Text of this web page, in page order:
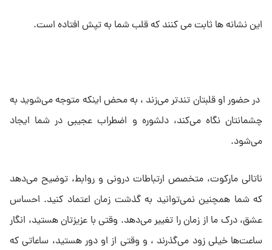
این نشانه ها ثابت می کنند که قلب شما به تپش افتاده است.
در حضور او قلبتان تندتر می‌زند ، به محض اینکه متوجه می‌شوید به
چشمانتان نگاه می‌کند، دلشوره و اضطراب عجیبی در شما ایجاد
می‌شود.
ناتالی مارکوت، متخصص ارتباطات درونی و روابط، توضیح می‌دهد
که شما همچنین نمی‌توانید به گذشت زمان اعتماد کنید. احساس
عشق، درک ما از زمان را تغییر می‌دهد. وقتی با عزیزتان هستید، انگار
ساعت‌ها خیلی زود می‌گذرند ، و وقتی از او دور هستید، ساعاتی که